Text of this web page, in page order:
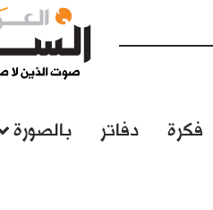
فكرة دفاتر بالصورة